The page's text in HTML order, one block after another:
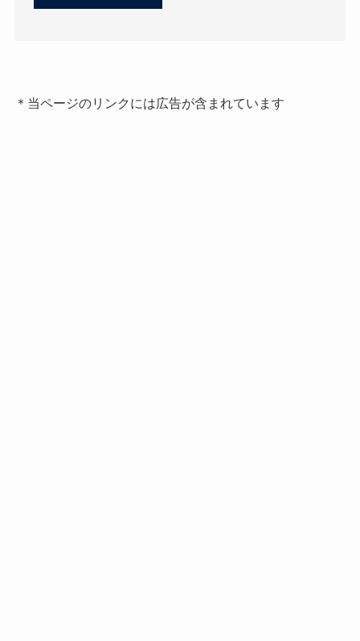
＊当ページのリンクには広告が含まれています